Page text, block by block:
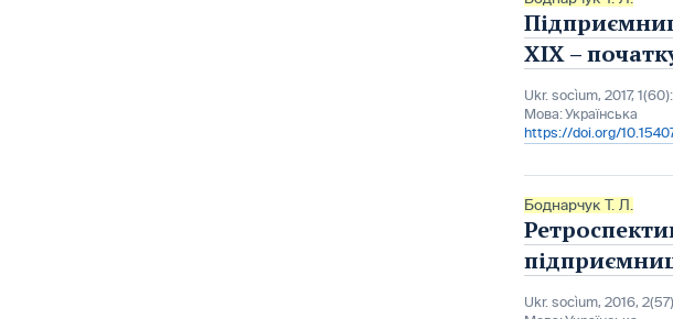
ХІХ –
Ukr. socìum, 2017,
Мова:Українська
https://doi.org/
Боднарчук Т. Л.
Ukr. socìum, 2016,